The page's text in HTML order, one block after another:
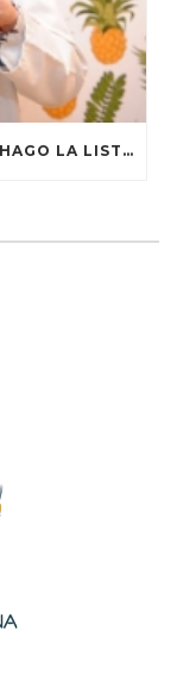
MARÍA ESCOLAR FRUCTUOSO: «LE HAGO LA LISTA DE LA COMPRA A LOS FUTBOLISTAS Y LES MANDO RECETAS»